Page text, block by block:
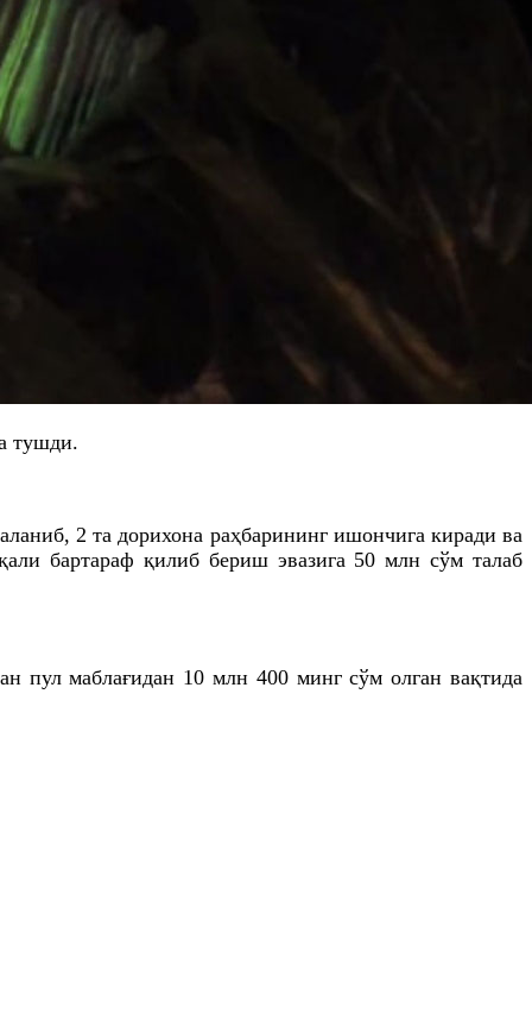
тушди.
2 та дорихона раҳбарининг ишончига киради ва
бартараф қилиб бериш эвазига 50 млн сўм талаб
пул маблағидан 10 млн 400 минг сўм олган вақтида